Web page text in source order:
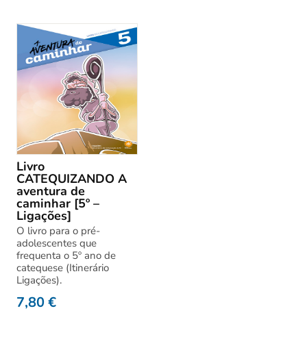
Livro
CATEQUIZANDO A
aventura de
caminhar [5º –
Ligações]
O livro para o pré-
adolescentes que
frequenta o 5º ano de
catequese (Itinerário
Ligações).
7,80€